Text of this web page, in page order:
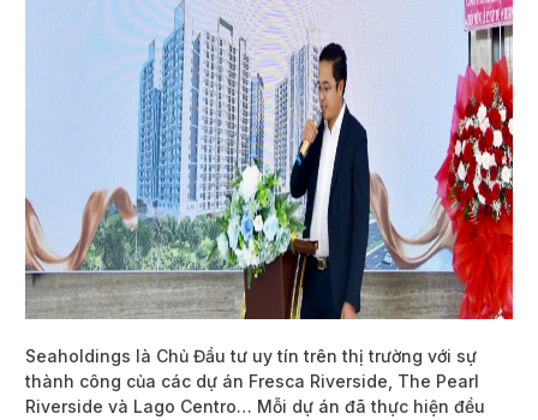
Seaholdings là Chủ Đầu tư uy tín trên thị trường với sự
thành công của các dự án Fresca Riverside, The Pearl
Riverside và Lago Centro… Mỗi dự án đã thực hiện đều